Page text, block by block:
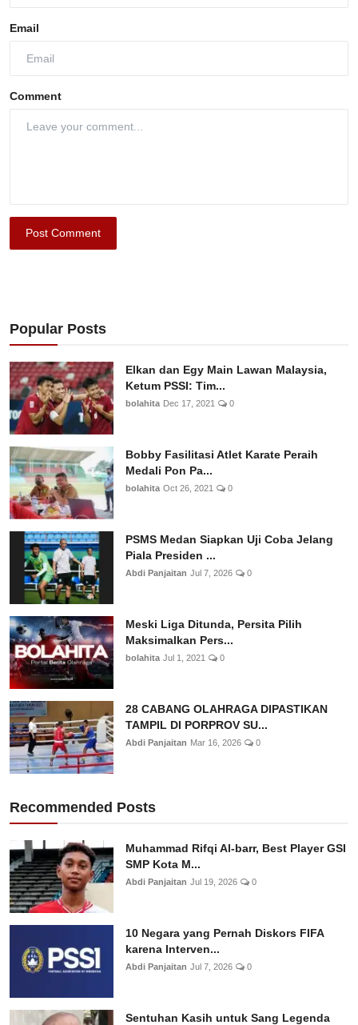
Email
Comment
Post Comment
Popular Posts
Elkan dan Egy Main Lawan Malaysia,
Ketum PSSI: Tim...
bolahita Dec 17, 2021 0
Bobby Fasilitasi Atlet Karate Peraih
Medali Pon Pa...
bolahita Oct 26, 2021 0
PSMS Medan Siapkan Uji Coba Jelang
Piala Presiden ...
Abdi Panjaitan Jul 7, 2026 0
Meski Liga Ditunda, Persita Pilih
Maksimalkan Pers...
bolahita Jul 1, 2021 0
28 CABANG OLAHRAGA DIPASTIKAN
TAMPIL DI PORPROV SU...
Abdi Panjaitan Mar 16, 2026 0
Recommended Posts
Muhammad Rifqi Al-barr, Best Player GSI
SMP Kota M...
Abdi Panjaitan Jul 19, 2026 0
10 Negara yang Pernah Diskors FIFA
karena Interven...
Abdi Panjaitan Jul 7, 2026 0
Sentuhan Kasih untuk Sang Legenda